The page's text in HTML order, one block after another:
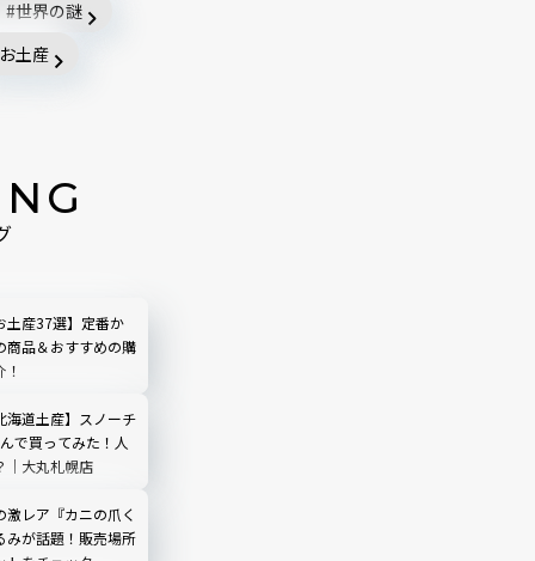
世界の謎
お土産
土産37選】定番か
商品＆おすすめの購
海道土産】スノーチ
で買ってみた！人
｜大丸札幌店
激レア『カニの爪く
みが話題！販売場所